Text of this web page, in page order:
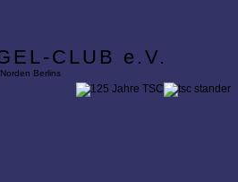
CLUB e.V.
Berlins